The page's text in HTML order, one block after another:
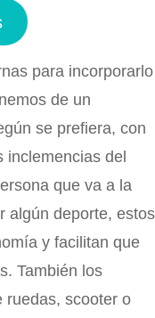
para incorporarlo
de un
se prefiera, con
inclemencias del
que va a la
algún deporte, estos
y facilitan que
También los
ruedas, scooter o